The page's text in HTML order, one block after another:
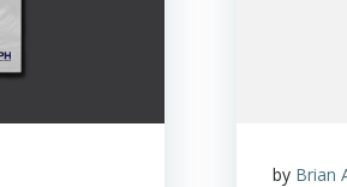
by Brian